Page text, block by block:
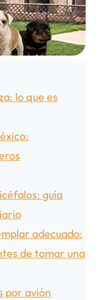
lo que es
guía
adecuado:
de tomar una
por avión